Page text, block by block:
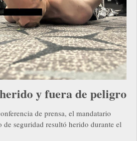
y fuera de peligro
de prensa, el mandatario
seguridad resultó herido durante el